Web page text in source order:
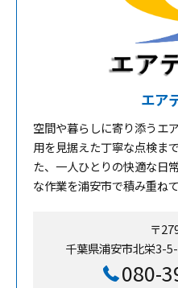
エア
空間や暮らしに寄り添うエ
用を見据えた丁寧な点検ま
た、一人ひとりの快適な日
な作業を浦安市で積み重ねて
〒
千葉県浦安市北栄3-
080-